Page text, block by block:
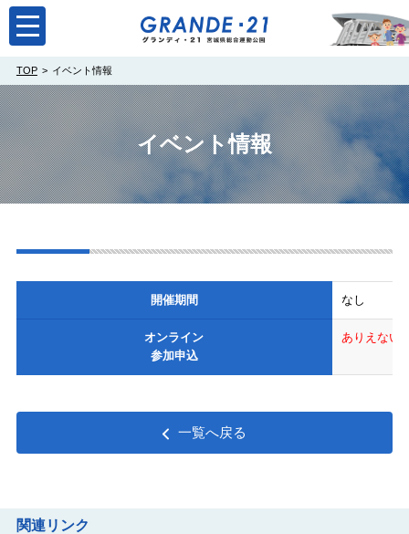
toggle
navigation
TOP イベント情報
イベント情報
開催期間 なし
オンライン
参加申込
ありえない
一覧へ戻る
関連リンク